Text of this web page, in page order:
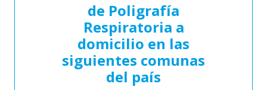
de Poligrafía
Respiratoria a
domicilio en las
siguientes comunas
del país